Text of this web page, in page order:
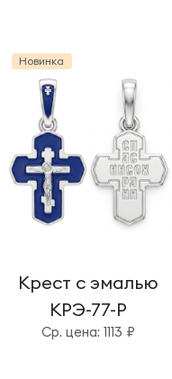
Новинка
Крест с эмалью
КРЭ-77-Р
Cр. цена: 1113 ₽